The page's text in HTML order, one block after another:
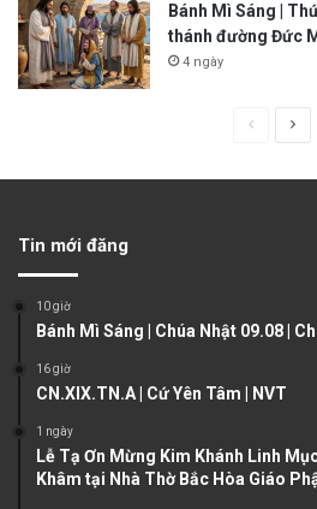
Bánh Mì Sáng |
thánh đường Đức
4 ngày
u
p
g
g
Tin mới đăng
10 giờ
Bánh Mì Sáng | Chúa Nhật 09.08 |
16 giờ
CN.XIX.TN.A | Cứ Yên Tâm | NVT
1 ngày
Lễ Tạ Ơn Mừng Kim Khánh Linh
Khâm tại Nhà Thờ Bắc Hòa Giáo